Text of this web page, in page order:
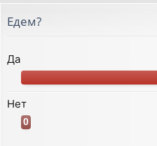
Едем?
Да
Нет
0